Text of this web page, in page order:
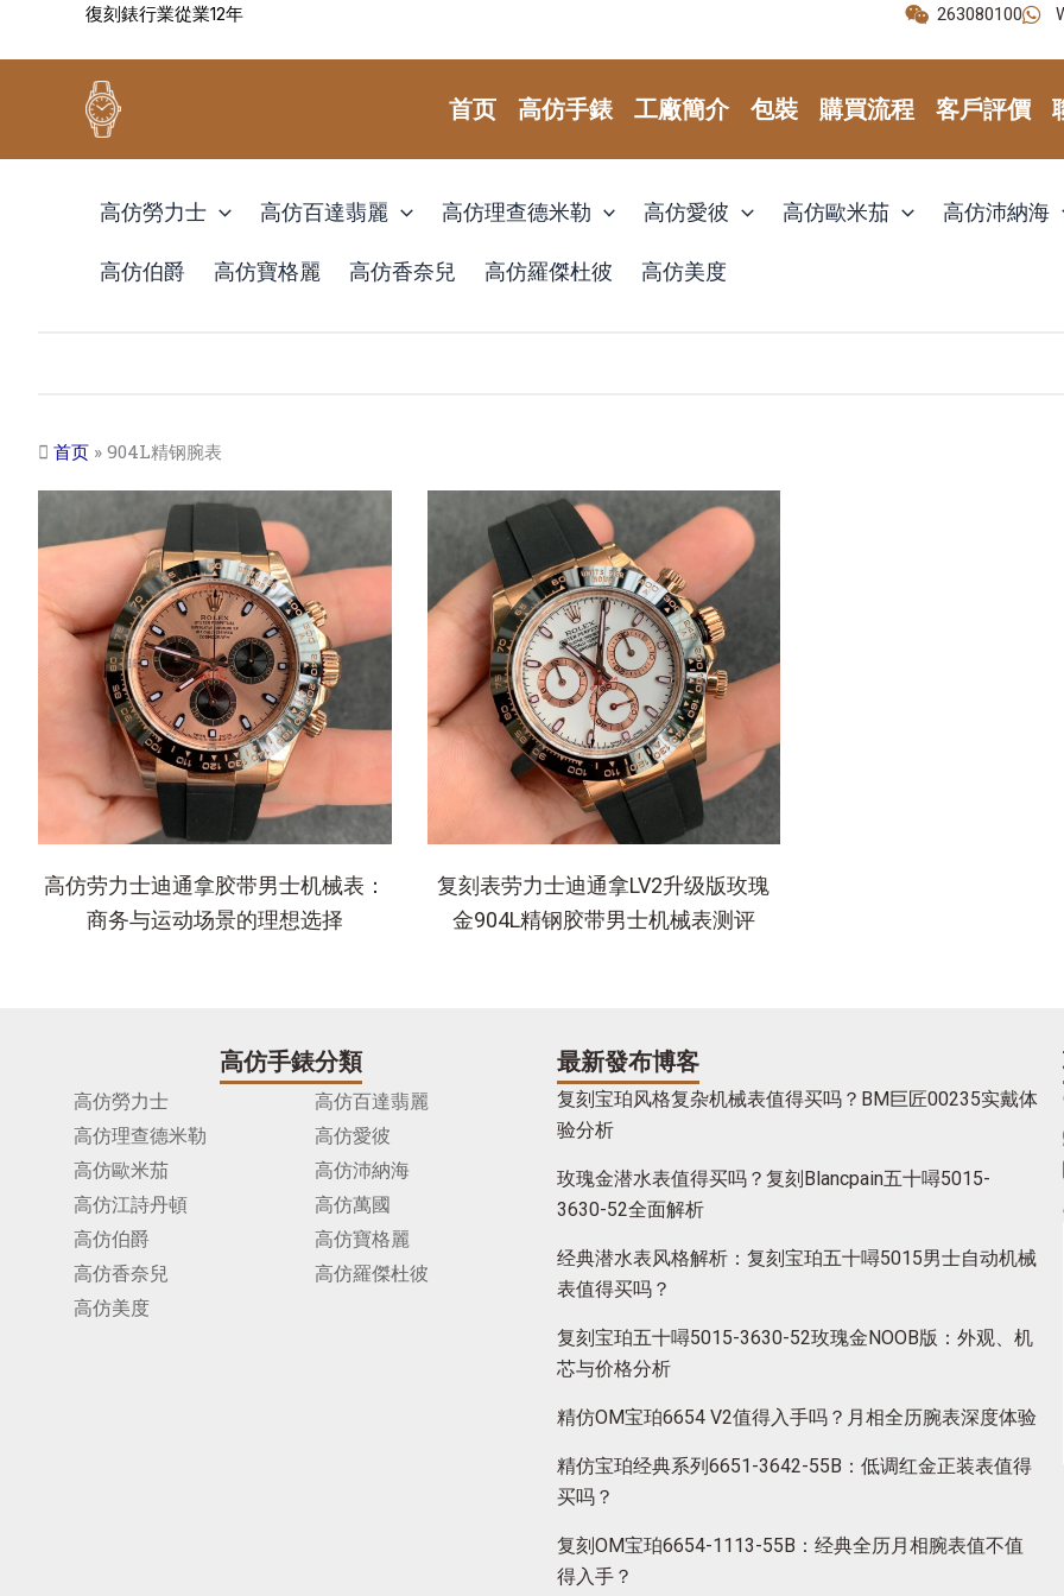
復刻錶行業從業12年 263080100
首页 高仿手錶 工廠簡介 包裝 購買流程 客戶評價
高仿勞力士 高仿百達翡麗 高仿理查德米勒 高仿愛彼 高仿歐米茄 高仿沛納海
高仿伯爵 高仿寶格麗 高仿香奈兒 高仿羅傑杜彼 高仿美度
首页 » 904L精钢腕表
高仿劳力士迪通拿胶带男士机械表：
商务与运动场景的理想选择
复刻表劳力士迪通拿LV2升级版玫瑰
金904L精钢胶带男士机械表测评
高仿手錶分類
高仿勞力士
高仿百達翡麗
高仿理查德米勒
高仿愛彼
高仿歐米茄
高仿沛納海
高仿江詩丹頓
高仿萬國
高仿伯爵
高仿寶格麗
高仿香奈兒
高仿羅傑杜彼
高仿美度
最新發布博客
复刻宝珀风格复杂机械表值得买吗？BM巨匠00235实戴体
验分析
玫瑰金潜水表值得买吗？复刻Blancpain五十噚5015-
3630-52全面解析
经典潜水表风格解析：复刻宝珀五十噚5015男士自动机械
表值得买吗？
复刻宝珀五十噚5015-3630-52玫瑰金NOOB版：外观、机
芯与价格分析
精仿OM宝珀6654 V2值得入手吗？月相全历腕表深度体验
精仿宝珀经典系列6651-3642-55B：低调红金正装表值得
买吗？
复刻OM宝珀6654-1113-55B：经典全历月相腕表值不值
得入手？